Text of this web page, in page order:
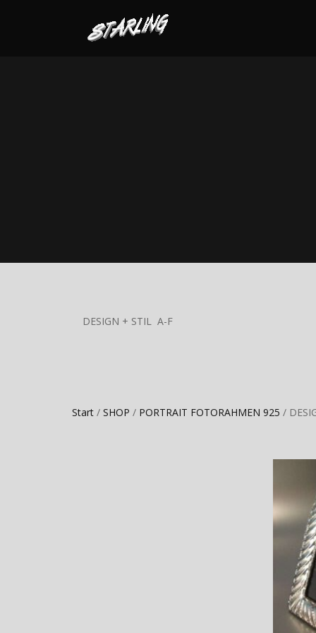
DESIGN + STIL A-F
Start / SHOP / PORTRAIT FOTORAHMEN 925 /